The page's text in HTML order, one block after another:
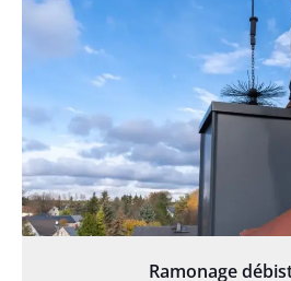
Ramonage